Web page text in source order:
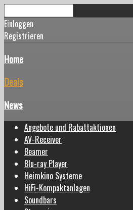
Einloggen
Registrieren
Home
Deals
News
Angebote und Rabattaktionen
AV-Receiver
Beamer
Blu-ray Player
Heimkino Systeme
HiFi-Kompaktanlagen
Soundbars